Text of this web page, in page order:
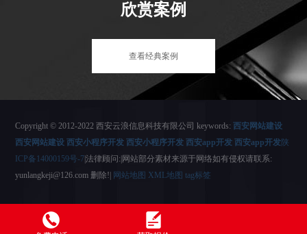
欣赏案例
查看经典案例
Copyright © 2012-2022 西安云浪信息科技有限公司 keywords:西安网站建设
西安网站建设 西安小程序开发 西安小程序开发 西安app开发 西安app开发陕
ICP备14000159号-7|法律顾问:|网站部分素材来源于网络如有侵权请联系:
yunlangkeji@126.com 删除!| 网站地图 XML地图 tag标签